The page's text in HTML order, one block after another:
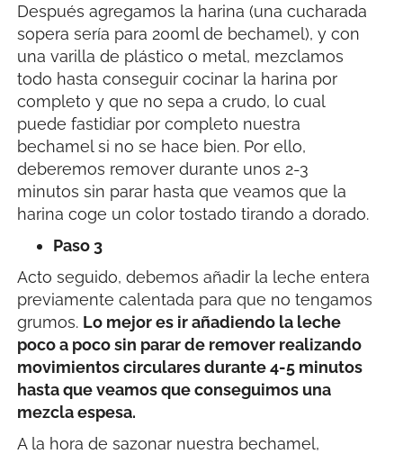
Después agregamos la harina (una cucharada
sopera sería para 200ml de bechamel), y con
una varilla de plástico o metal, mezclamos
todo hasta conseguir cocinar la harina por
completo y que no sepa a crudo, lo cual
puede fastidiar por completo nuestra
bechamel si no se hace bien. Por ello,
deberemos remover durante unos 2-3
minutos sin parar hasta que veamos que la
harina coge un color tostado tirando a dorado.
Paso 3
Acto seguido, debemos añadir la leche entera
previamente calentada para que no tengamos
grumos. Lo mejor es ir añadiendo la leche
poco a poco sin parar de remover realizando
movimientos circulares durante 4-5 minutos
hasta que veamos que conseguimos una
mezcla espesa.
A la hora de sazonar nuestra bechamel,